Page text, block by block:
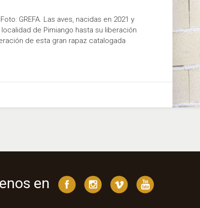
GREFA. Las aves, nacidas en 2021 y
de Pimiango hasta su liberación
de esta gran rapaz catalogada
en